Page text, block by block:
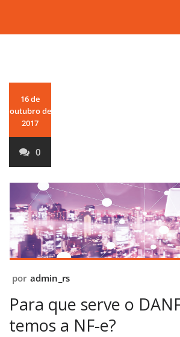
16 de
outubro de
2017
0
por admin_rs
Para que serve o
temos a NF-e?